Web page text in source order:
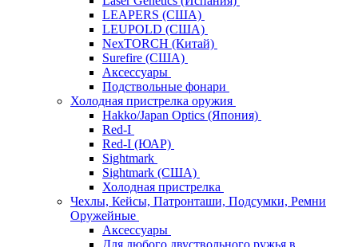
LEAPERS (США)
LEUPOLD (США)
NexTORCH (Китай)
Surefire (США)
Аксессуары
Подствольные фонари
Холодная пристрелка оружия
Hakko/Japan Optics (Япония)
Red-I
Red-I (ЮАР)
Sightmark
Sightmark (США)
Холодная пристрелка
Чехлы, Кейсы, Патронташи, Подсумки, Ремни
Оружейные
Аксессуары
Для любого двуствольного ружья в